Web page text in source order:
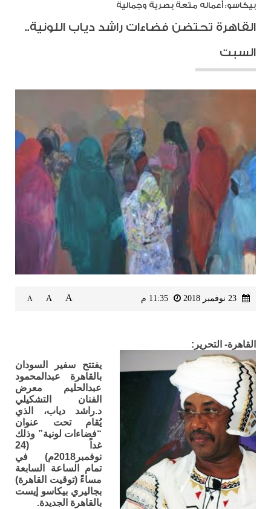
بيكاسو: أعماله متعة بصرية وجمالية
القاهرة تحتضن فضاءات راشد دياب اللونية..
السبت
A
A
A
القاهرة- التحرير:
يفتتح سفير السودان
بالقاهرة عبدالمحمود
عبدالحليم معرض
الفنان التشكيلي
د.راشد دياب، الذي
يُقام تحت عنوان
“فضاءات لونية” وذلك
غداً (24
نوفمبر2018م) في
تمام الساعة السابعة
مساءً (توقيت القاهرة)
بجاليري بيكاسو إيست
بالقاهرة الجديدة.